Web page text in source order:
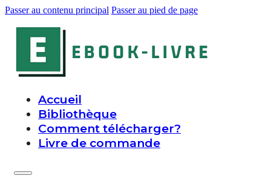
Passer au contenu principal Passer au pied de page
Accueil
Bibliothèque
Comment télécharger?
Livre de commande